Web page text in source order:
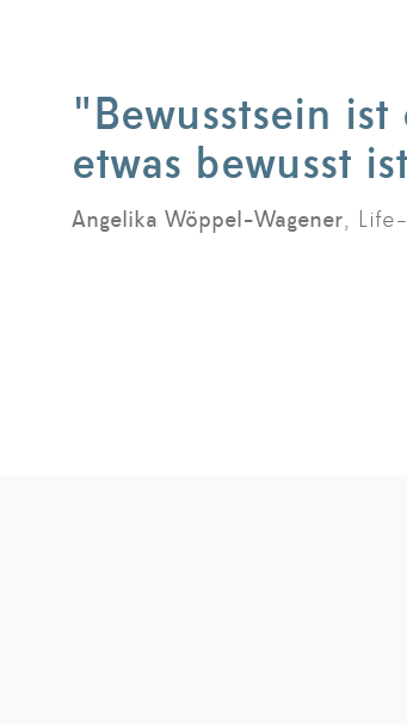
"Bewusstsein
etwas bewusst
Angelika Wöppel-Wagener,